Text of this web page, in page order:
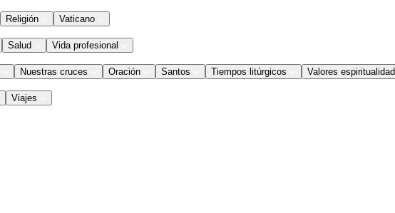
Religión Vaticano
Salud Vida profesional
Nuestras cruces Oración Santos Tiempos litúrgicos Valores espiritualidad
Viajes